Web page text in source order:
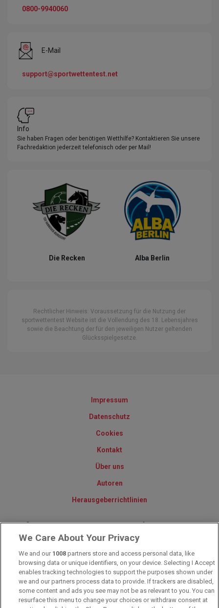
0800-9940060
E-Mail
support@sportwettentest.net
Info
Sie haben Fragen oder benötigen Wetthilfe? Kontaktieren Sie unsere
Fachredaktion jederzeit telefonisch oder per Mail!
Die Recken Alba Berlin
Rechtlicher Hinweis: Voraussetzung für die Nutzung der
sportwettentest Website ist die Vollendung des 18. Lebensjahres
sowie die Beachtung der für den jeweiligen Nutzer geltenden
Glücksspielgesetze.
Impressum
Datenschutz
Cookies
Kontakt
Über uns
Autoren
Herausgeberrichtlinien
© 2010-2025 - Sportwettentest.net - Der große Sportwettentest
Sportwetten Angebote sind nur für Volljährige verfügbar. Es gelten
immer die AGB auf den jeweiligen Webseiten der Buchmacher.
Wetten kann Spaß, aber auch süchtig machen!
We Care About Your Privacy
We and our 1008 partners store and access personal data, like
browsing data or unique identifiers, on your device. Selecting I Accept
enables tracking technologies to support the purposes shown under
we and our partners process data to provide. If trackers are disabled,
some content and ads you see may not be as relevant to you. You can
resurface this menu to change your choices or withdraw consent at